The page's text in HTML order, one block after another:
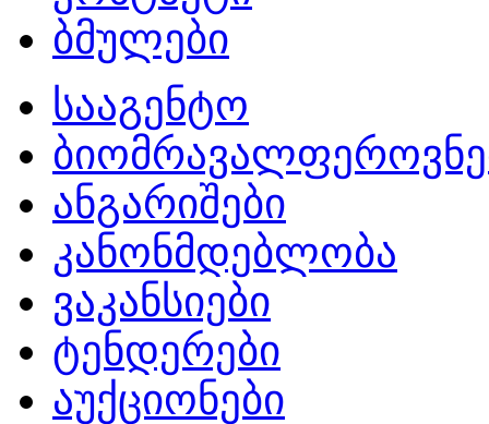
ბმულები
სააგენტო
ანგარიშები
კანონმდებლობა
ვაკანსიები
ტენდერები
აუქციონები